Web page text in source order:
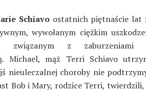
Schiavoostatnich piętnaście lat
wywołanym ciężkim
związanym z zaburzeniami
Michael, mąż Terri Schiavo
nieuleczalnej choroby nie
Bob i Mary, rodzice Terri, twierdzili,